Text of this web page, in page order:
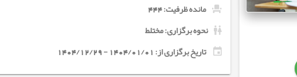
مانده ظرفیت: 444
نحوه برگزاری: مختلط
تاریخ برگزاری از: 1404/01/01 - 1404/12/29